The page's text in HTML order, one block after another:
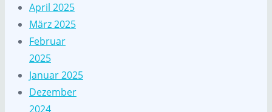
April 2025
März 2025
Februar
2025
Januar 2025
Dezember
2024